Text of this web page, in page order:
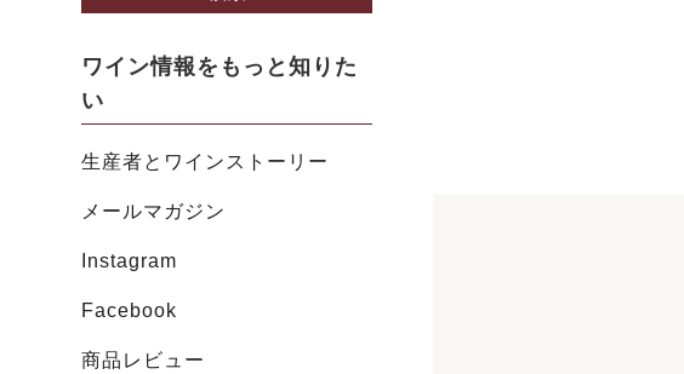
ワイン情報をもっと知りた
い
生産者とワインストーリー
メールマガジン
Instagram
Facebook
商品レビュー